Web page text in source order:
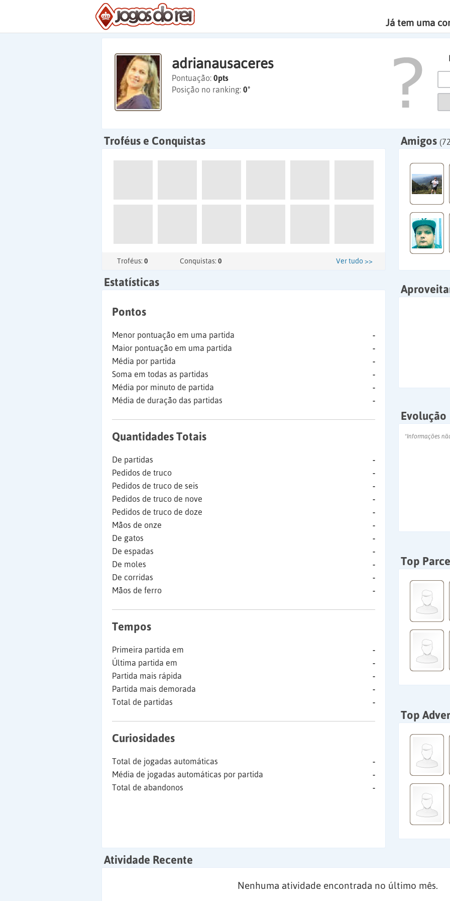
Já tem uma
adrianausaceres
Pontuação: 0pts
Posição no ranking: 0º
Troféus e Conquistas
Troféus: 0 Conquistas: 0 Ver tudo >>
Amigos
Estatísticas
Pontos
Menor pontuação em uma partida
-
Maior pontuação em uma partida
-
Média por partida
-
Soma em todas as partidas
-
Média por minuto de partida
-
Média de duração das partidas
-
Quantidades Totais
De partidas
-
Pedidos de truco
-
Pedidos de truco de seis
-
Pedidos de truco de nove
-
Pedidos de truco de doze
-
Mãos de onze
-
De gatos
-
De espadas
-
De moles
-
De corridas
-
Mãos de ferro
-
Tempos
Primeira partida em
-
Última partida em
-
Partida mais rápida
-
Partida mais demorada
-
Total de partidas
-
Curiosidades
Total de jogadas automáticas
-
Média de jogadas automáticas por partida
-
Total de abandonos
-
Evolução
*Informações
Top
Top
Atividade Recente
Nenhuma atividade encontrada no último mês.